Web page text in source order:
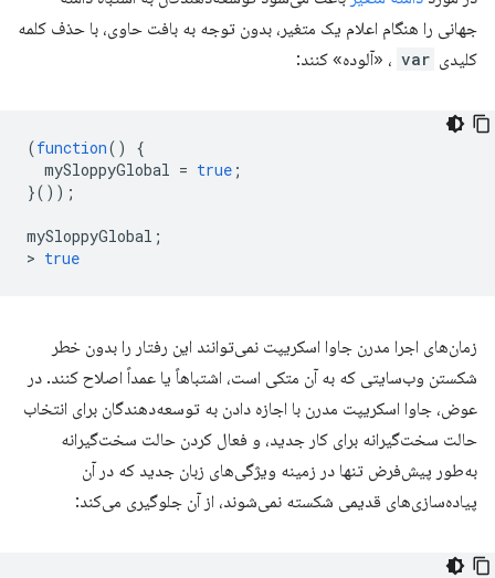
جهانی را هنگام اعلام یک متغیر، بدون توجه به بافت حاوی، با حذف کلمه
کلیدی var ، «آلوده» کنند:
(function()
{
mySloppyGlobal = true ;
}());
mySloppyGlobal ;
> true
زمان‌های اجرا مدرن جاوا اسکریپت نمی‌توانند این رفتار را بدون خطر
شکستن وب‌سایتی که به آن متکی است، اشتباهاً یا عمداً اصلاح کنند. در
عوض، جاوا اسکریپت مدرن با اجازه دادن به توسعه‌دهندگان برای انتخاب
حالت سخت‌گیرانه برای کار جدید، و فعال کردن حالت سخت‌گیرانه
به‌طور پیش‌فرض تنها در زمینه ویژگی‌های زبان جدید که در آن
پیاده‌سازی‌های قدیمی شکسته نمی‌شوند، از آن جلوگیری می‌کند: